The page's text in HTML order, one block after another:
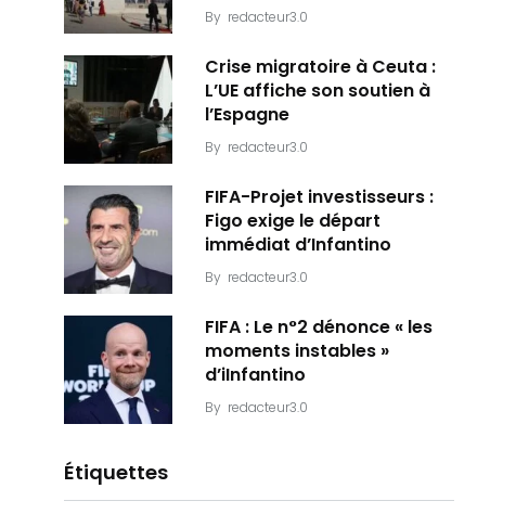
By redacteur3.0
Crise migratoire à Ceuta :
L’UE affiche son soutien à
l’Espagne
By redacteur3.0
FIFA-Projet investisseurs :
Figo exige le départ
immédiat d’Infantino
By redacteur3.0
FIFA : Le n°2 dénonce « les
moments instables »
d’iInfantino
By redacteur3.0
Étiquettes